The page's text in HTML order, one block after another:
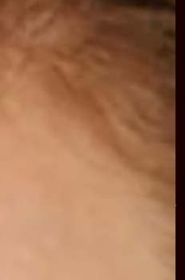
met de
een diepgaande analyse
aan op jouw unieke
een gezonde,
een kopje biologische thee
product -en